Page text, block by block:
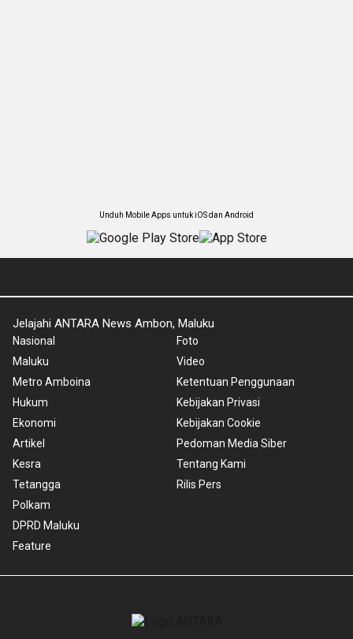
Unduh Mobile Apps untuk iOS dan Android
Jelajahi ANTARA News Ambon, Maluku
Nasional
Maluku
Metro Amboina
Hukum
Ekonomi
Artikel
Kesra
Tetangga
Polkam
DPRD Maluku
Feature
Foto
Video
Ketentuan Penggunaan
Kebijakan Privasi
Kebijakan Cookie
Pedoman Media Siber
Tentang Kami
Rilis Pers